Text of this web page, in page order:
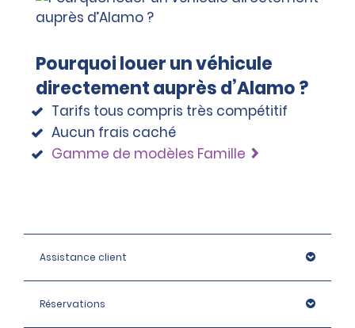
Pourquoi louer un véhicule
directement auprès d’Alamo ?
Tarifs tous compris très compétitif
Aucun frais caché
Gamme de modèles Famille
Assistance client
Réservations